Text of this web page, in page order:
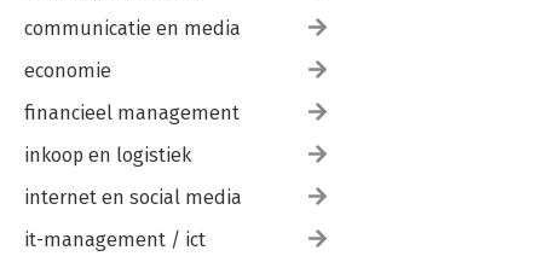
communicatie en media
economie
financieel management
inkoop en logistiek
internet en social media
it-management / ict